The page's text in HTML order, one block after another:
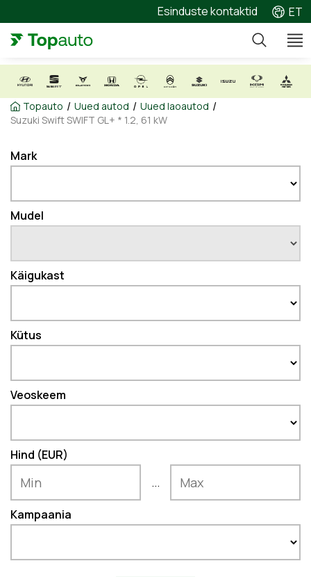
Esinduste kontaktid ET
Topauto / Uued autod / Uued laoautod /
Suzuki Swift SWIFT GL+ * 1.2, 61 kW
Mark
Mudel
Käigukast
Kütus
Veoskeem
Hind (EUR)
...
Kampaania